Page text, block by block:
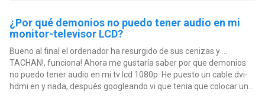
¿Por qué demonios no puedo tener audio en mi
monitor-televisor LCD?
Bueno al final el ordenador ha resurgido de sus cenizas y ...
TACHAN!, funciona! Ahora me gustaría saber por que demonios
no puedo tener audio en mi tv lcd 1080p: He puesto un cable dvi-
hdmi en y nada, después googleando vi que tenia que colocar un...